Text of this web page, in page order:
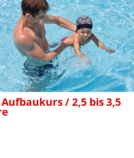
Aufbaukurs / 2,5 bis 3,5